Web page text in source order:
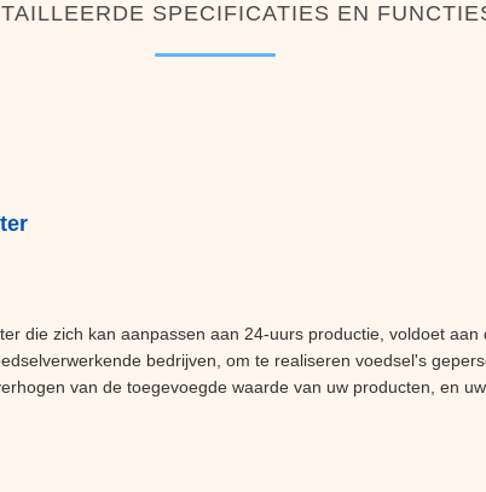
SPECIFICATIES EN
die zich kan aanpassen aan 24-uurs productie, voldoet aan
bedrijven, om te realiseren voedsel's
van de toegevoegde waarde van uw producten, en